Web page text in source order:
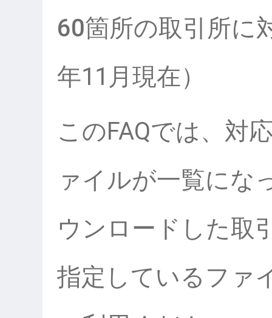
60箇所の取引所に
年11月現在）
このFAQでは、対
ァイルが一覧にな
ウンロードした取
指定しているファ